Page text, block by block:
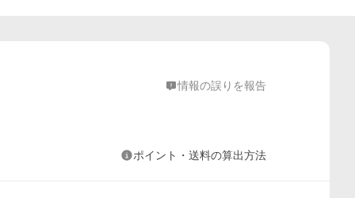
情報の誤りを報告
ポイント・送料の算出方法